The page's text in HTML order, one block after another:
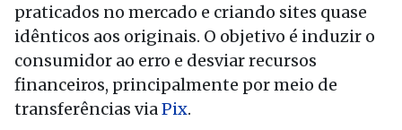
praticados no mercado e criando sites quase
idênticos aos originais. O objetivo é induzir o
consumidor ao erro e desviar recursos
financeiros, principalmente por meio de
transferências viaPix.